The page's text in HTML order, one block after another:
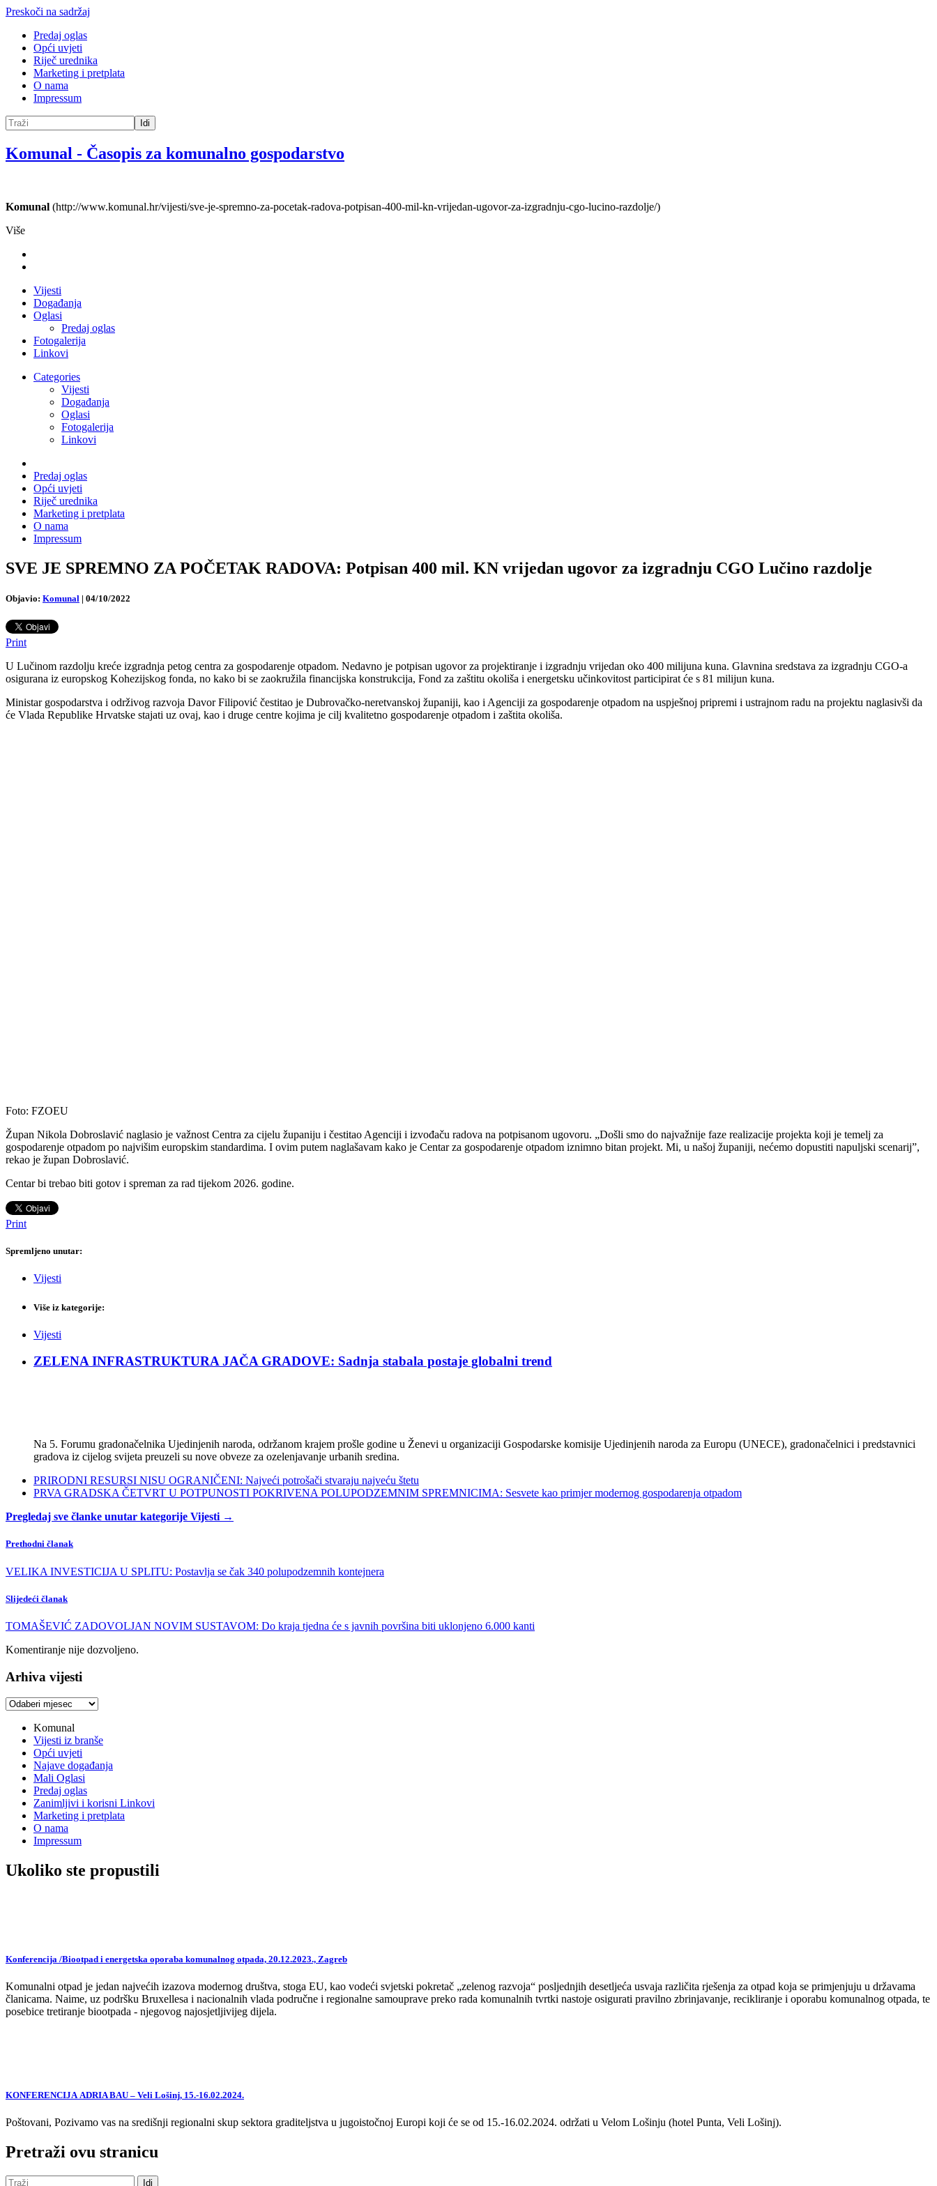
Preskoči na sadržaj
Predaj oglas
Opći uvjeti
Riječ urednika
Marketing i pretplata
O nama
Impressum
Idi
Komunal - Časopis za komunalno gospodarstvo
Komunal (http://www.komunal.hr/vijesti/sve-je-spremno-za-pocetak-radova-potpisan-400-mil-kn-vrijedan-ugovor-za-izgradnju-cgo-lucino-razdolje/)
Više
Vijesti
Događanja
Oglasi
Predaj oglas
Fotogalerija
Linkovi
Categories
Vijesti
Događanja
Oglasi
Fotogalerija
Linkovi
Predaj oglas
Opći uvjeti
Riječ urednika
Marketing i pretplata
O nama
Impressum
SVE JE SPREMNO ZA POČETAK RADOVA: Potpisan 400 mil. KN vrijedan ugovor za izgradnju CGO Lučino razdolje
Objavio: Komunal | 04/10/2022
Print
U Lučinom razdolju kreće izgradnja petog centra za gospodarenje otpadom. Nedavno je potpisan ugovor za projektiranje i izgradnju vrijedan oko 400 milijuna kuna. Glavnina sredstava za izgradnju CGO-a
osigurana iz europskog Kohezijskog fonda, no kako bi se zaokružila financijska konstrukcija, Fond za zaštitu okoliša i energetsku učinkovitost participirat će s 81 milijun kuna.
Ministar gospodarstva i održivog razvoja Davor Filipović čestitao je Dubrovačko-neretvanskoj županiji, kao i Agenciji za gospodarenje otpadom na uspješnoj pripremi i ustrajnom radu na projektu naglasivši da
će Vlada Republike Hrvatske stajati uz ovaj, kao i druge centre kojima je cilj kvalitetno gospodarenje otpadom i zaštita okoliša.
Foto: FZOEU
Župan Nikola Dobroslavić naglasio je važnost Centra za cijelu županiju i čestitao Agenciji i izvođaču radova na potpisanom ugovoru. „Došli smo do najvažnije faze realizacije projekta koji je temelj za
gospodarenje otpadom po najvišim europskim standardima. I ovim putem naglašavam kako je Centar za gospodarenje otpadom iznimno bitan projekt. Mi, u našoj županiji, nećemo dopustiti napuljski scenarij”,
rekao je župan Dobroslavić.
Centar bi trebao biti gotov i spreman za rad tijekom 2026. godine.
Print
Spremljeno unutar:
Vijesti
Više iz kategorije:
Vijesti
ZELENA INFRASTRUKTURA JAČA GRADOVE: Sadnja stabala postaje globalni trend
Na 5. Forumu gradonačelnika Ujedinjenih naroda, održanom krajem prošle godine u Ženevi u organizaciji Gospodarske komisije Ujedinjenih naroda za Europu (UNECE), gradonačelnici i predstavnici
gradova iz cijelog svijeta preuzeli su nove obveze za ozelenjavanje urbanih sredina.
PRIRODNI RESURSI NISU OGRANIČENI: Najveći potrošači stvaraju najveću štetu
PRVA GRADSKA ČETVRT U POTPUNOSTI POKRIVENA POLUPODZEMNIM SPREMNICIMA: Sesvete kao primjer modernog gospodarenja otpadom
Pregledaj sve članke unutar kategorije Vijesti →
Prethodni članak
VELIKA INVESTICIJA U SPLITU: Postavlja se čak 340 polupodzemnih kontejnera
Slijedeći članak
TOMAŠEVIĆ ZADOVOLJAN NOVIM SUSTAVOM: Do kraja tjedna će s javnih površina biti uklonjeno 6.000 kanti
Komentiranje nije dozvoljeno.
Arhiva vijesti
Arhiva
Komunal
Vijesti iz branše
Opći uvjeti
Najave događanja
Mali Oglasi
Predaj oglas
Zanimljivi i korisni Linkovi
Marketing i pretplata
O nama
Impressum
Ukoliko ste propustili
Konferencija /Biootpad i energetska oporaba komunalnog otpada, 20.12.2023., Zagreb
Komunalni otpad je jedan najvećih izazova modernog društva, stoga EU, kao vodeći svjetski pokretač „zelenog razvoja“ posljednjih desetljeća usvaja različita rješenja za otpad koja se primjenjuju u državama
članicama. Naime, uz podršku Bruxellesa i nacionalnih vlada područne i regionalne samouprave preko rada komunalnih tvrtki nastoje osigurati pravilno zbrinjavanje, recikliranje i oporabu komunalnog otpada, te
posebice tretiranje biootpada - njegovog najosjetljivijeg dijela.
KONFERENCIJA ADRIA BAU – Veli Lošinj, 15.-16.02.2024.
Poštovani, Pozivamo vas na središnji regionalni skup sektora graditeljstva u jugoistočnoj Europi koji će se od 15.-16.02.2024. održati u Velom Lošinju (hotel Punta, Veli Lošinj).
Pretraži ovu stranicu